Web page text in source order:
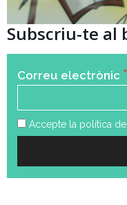
Subscriu-te al
Correu electrònic *
Accepte la política